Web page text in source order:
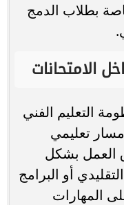
بطلاب الدمج
الامتحانات
التعليم الفني
تعليمي
العمل بشكل
أو البرامج
المهارات